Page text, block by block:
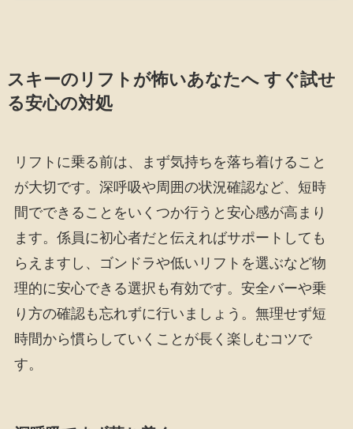
スキーのリフトが怖いあなたへ すぐ試せ
る安心の対処
リフトに乗る前は、まず気持ちを落ち着けること
が大切です。深呼吸や周囲の状況確認など、短時
間でできることをいくつか行うと安心感が高まり
ます。係員に初心者だと伝えればサポートしても
らえますし、ゴンドラや低いリフトを選ぶなど物
理的に安心できる選択も有効です。安全バーや乗
り方の確認も忘れずに行いましょう。無理せず短
時間から慣らしていくことが長く楽しむコツで
す。